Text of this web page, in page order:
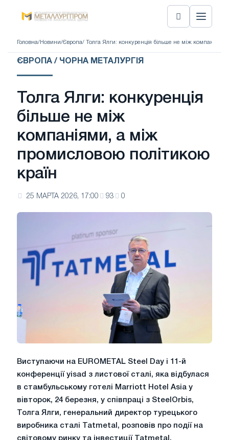
Головна/ Новини/Європа/ Толга Ялги: конкуренція більше не між
ЄВРОПА / ЧОРНА МЕТАЛУРГІЯ
Толга Ялги: конкуренція
більше не між
компаніями, а між
промисловою політикою
країн
25 МАРТА 2026, 17:00 93 0
Виступаючи на EUROMETAL Steel Day і 11-й
конференції yisad з листової сталі, яка відбулася
в стамбульському готелі Marriott Hotel Asia у
вівторок, 24 березня, у співпраці з SteelOrbis,
Толга Ялги, генеральний директор турецького
виробника сталі Tatmetal, розповів про події на
світовому ринку та інвестиції Tatmetal.